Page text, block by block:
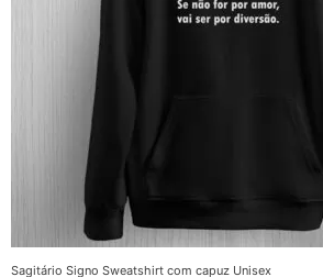
Sagitário Signo Sweatshirt com capuz Unisex